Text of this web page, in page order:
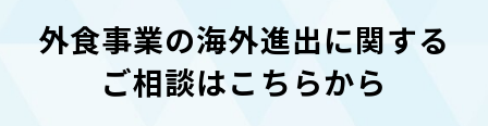
外食事業の海外進出に関する
ご相談はこちらから